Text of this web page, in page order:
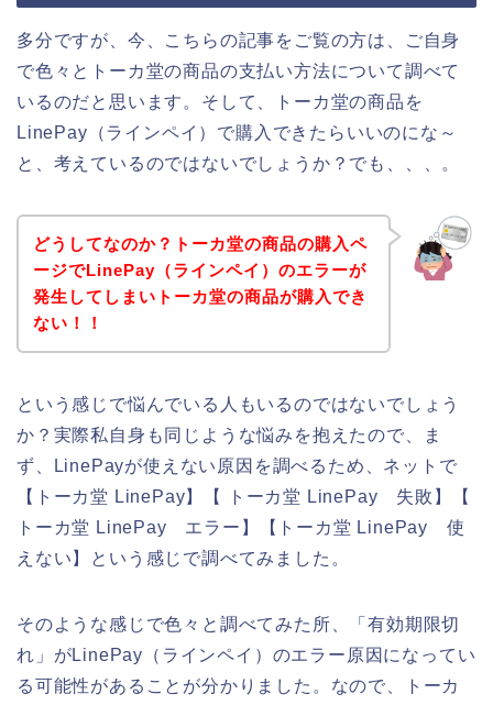
多分ですが、今、こちらの記事をご覧の方は、ご自身
で色々とトーカ堂の商品の支払い方法について調べて
いるのだと思います。そして、トーカ堂の商品を
LinePay（ラインペイ）で購入できたらいいのにな～
と、考えているのではないでしょうか？でも、、、。
どうしてなのか？トーカ堂の商品の購入ペ
ージでLinePay（ラインペイ）のエラーが
発生してしまいトーカ堂の商品が購入でき
ない！！
という感じで悩んでいる人もいるのではないでしょう
か？実際私自身も同じような悩みを抱えたので、ま
ず、LinePayが使えない原因を調べるため、ネットで
【トーカ堂 LinePay】【 トーカ堂 LinePay 失敗】【
トーカ堂 LinePay エラー】【トーカ堂 LinePay 使
えない】という感じで調べてみました。
そのような感じで色々と調べてみた所、「有効期限切
れ」がLinePay（ラインペイ）のエラー原因になってい
る可能性があることが分かりました。なので、トーカ